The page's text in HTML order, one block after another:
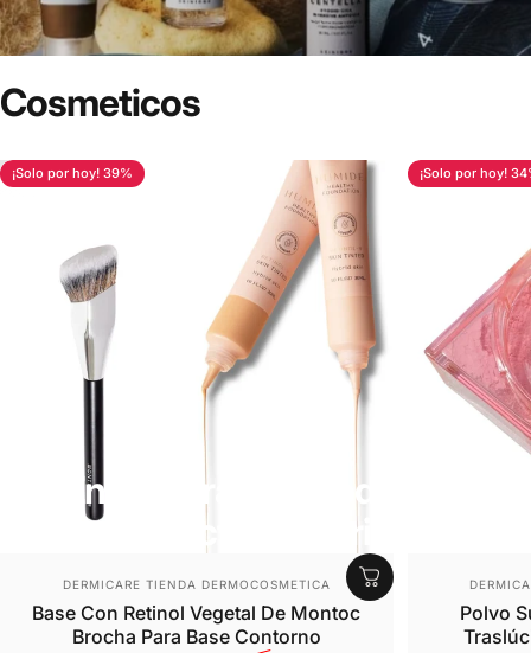
¡Encuentra todos
productos
favoritos!
Cosmeticos
¡Solo por hoy! 39%
Proveedor:
DERMICARE TIENDA DERMOCOSMETICA
Base Con Retinol Vegetal De Montoc
Brocha Para Base Contorno
¡Solo por hoy!
Polvo